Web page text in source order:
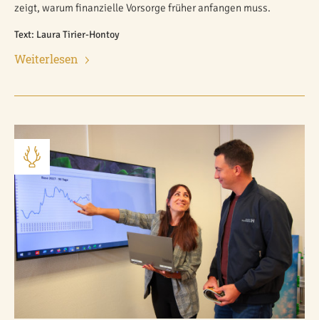
zeigt, warum finanzielle Vorsorge früher anfangen muss.
Text: Laura Tirier-Hontoy
Weiterlesen